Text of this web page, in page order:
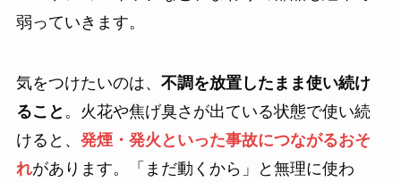
弱っていきます。
気をつけたいのは、 不調を放置したまま使い続け
ること 。火花や焦げ臭さが出ている状態で使い続
けると、 発煙・発火といった事故につながるおそ
れがあります。「まだ動くから」と無理に使わ